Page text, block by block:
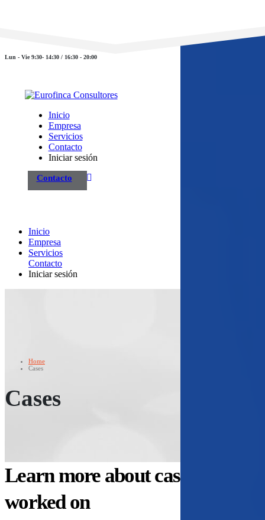
Lun - Vie 9:30- 14:30 / 16:30 - 20:00
Inicio
Empresa
Servicios
Contacto
Iniciar sesión
Contacto
Inicio
Empresa
Servicios
Contacto
Iniciar sesión
Home
Cases
Cases
Learn more about case we've
worked on